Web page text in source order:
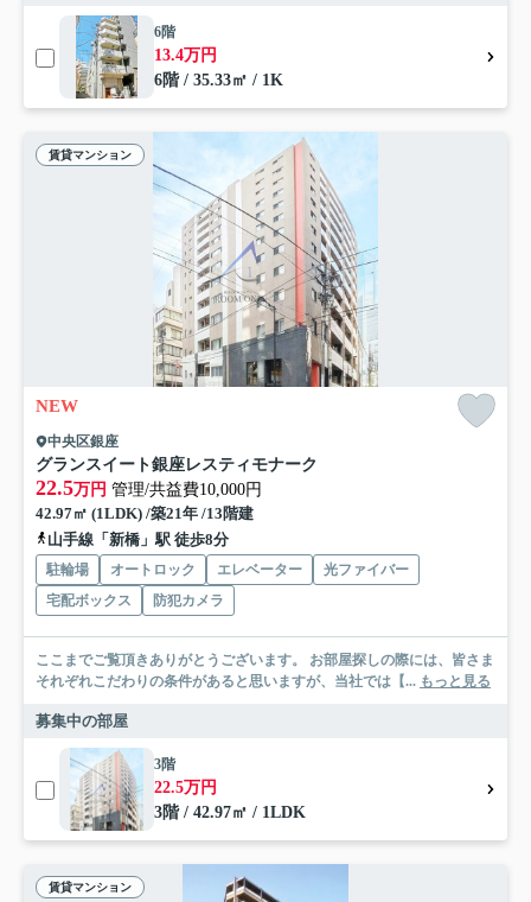
6階
13.4万円
6階 / 35.33㎡ / 1K
賃貸マンション
NEW
中央区銀座
グランスイート銀座レスティモナーク
22.5万円 管理/共益費10,000円
42.97㎡ (1LDK) /築21年 /13階建
山手線「新橋」駅 徒歩8分
駐輪場 オートロック エレベーター
光ファイバー
宅配ボックス
防犯カメラ
ここまでご覧頂きありがとうございます。 お部屋探しの際には、皆さま
それぞれこだわりの条件があると思いますが、当社では【... もっと見る
募集中の部屋
3階
22.5万円
3階 / 42.97㎡ / 1LDK
賃貸マンション